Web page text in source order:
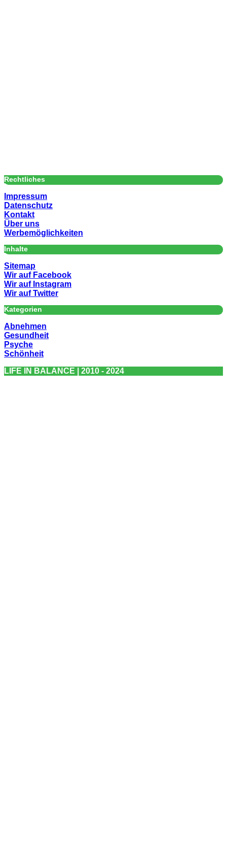
Rechtliches
Impressum
Datenschutz
Kontakt
Über uns
Werbemöglichkeiten
Inhalte
Sitemap
Wir auf Facebook
Wir auf Instagram
Wir auf Twitter
Kategorien
Abnehmen
Gesundheit
Psyche
Schönheit
LIFE IN BALANCE | 2010 - 2024